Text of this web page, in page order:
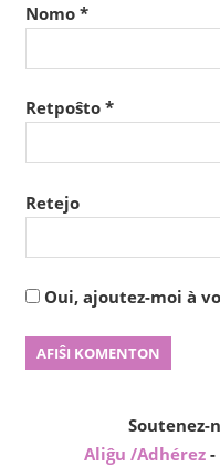
Nomo *
Retpoŝto *
Retejo
Oui, ajoutez-moi à
Soutenez-
Aliĝu /Adhérez -